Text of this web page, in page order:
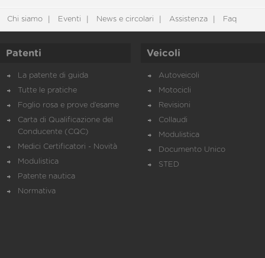
Chi siamo Eventi News e circolari Assistenza Faq
Patenti
La patente di guida
Tutte le pratiche
Foglio rosa e prove d’esame
Carta di Qualificazione del
Conducente (CQC)
Medici Certificatori - Novità
Modulistica
Patente nautica
Normativa
Veicoli
Autoveicoli
Motocicli
Revisioni
Collaudi
Modulistica
Documento Unico
STED